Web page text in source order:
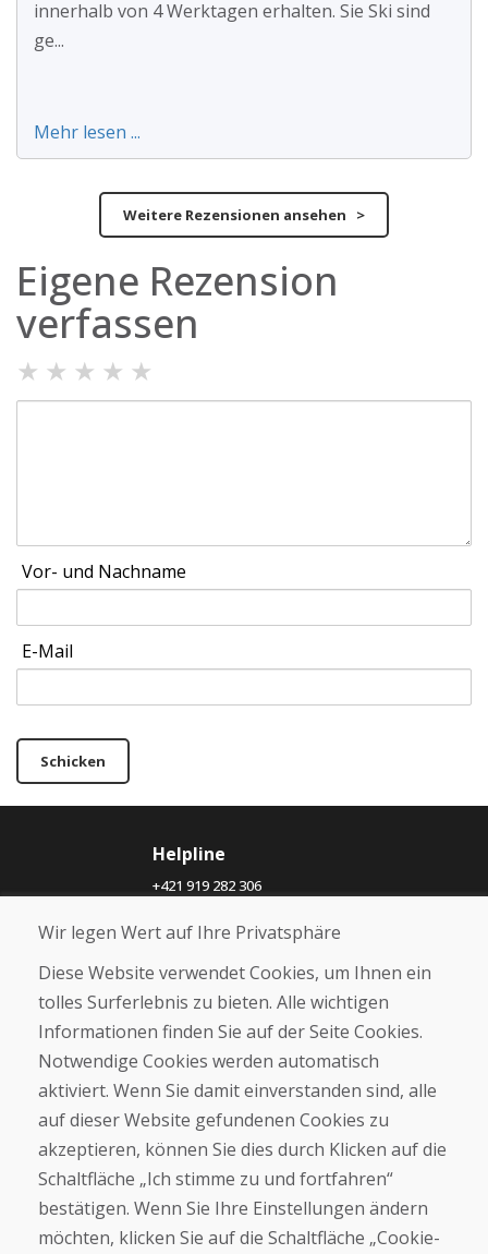
innerhalb von 4 Werktagen erhalten. Sie Ski sind
ge...
Mehr lesen ...
Weitere Rezensionen ansehen >
Eigene Rezension
verfassen
★ ★ ★ ★ ★
Vor- und Nachname
E-Mail
Schicken
Helpline
+421 919 282 306
Über uns
Blog
Geschäft
Kontakt
Kaufen
E-Shop
Geschäftsbedingungen
Zahlung
Beschwerde
Wir legen Wert auf Ihre Privatsphäre
Diese Website verwendet Cookies, um Ihnen ein
tolles Surferlebnis zu bieten. Alle wichtigen
Informationen finden Sie auf der Seite Cookies.
Notwendige Cookies werden automatisch
aktiviert. Wenn Sie damit einverstanden sind, alle
auf dieser Website gefundenen Cookies zu
akzeptieren, können Sie dies durch Klicken auf die
Schaltfläche „Ich stimme zu und fortfahren“
bestätigen. Wenn Sie Ihre Einstellungen ändern
möchten, klicken Sie auf die Schaltfläche „Cookie-